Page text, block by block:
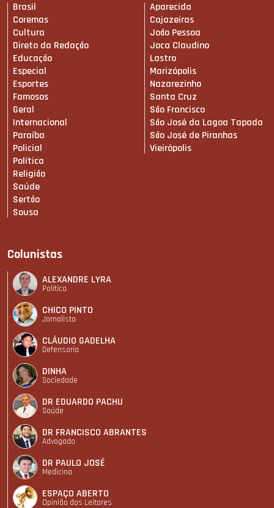
Brasil
Coremas
Cultura
Direto da Redação
Educação
Especial
Esportes
Famosos
Geral
Internacional
Paraíba
Policial
Política
Religião
Saúde
Sertão
Sousa
Aparecida
Cajazeiras
João Pessoa
Joca Claudino
Lastro
Marizópolis
Nazarezinho
Santa Cruz
São Francisco
São José da Lagoa Tapada
São José de Piranhas
Vieirópolis
Colunistas
ALEXANDRE LYRA
Política
CHICO PINTO
Jornalista
CLÁUDIO GADELHA
Defensoria
DINHA
Sociedade
DR EDUARDO PACHU
Saúde
DR FRANCISCO ABRANTES
Advogado
DR PAULO JOSÉ
Medicina
ESPAÇO ABERTO
Opinião dos Leitores